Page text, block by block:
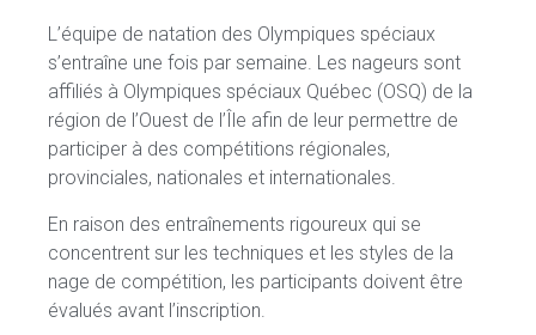
L’équipe de natation des Olympiques spéciaux
s’entraîne une fois par semaine. Les nageurs sont
affiliés à Olympiques spéciaux Québec (OSQ) de la
région de l’Ouest de l’Île afin de leur permettre de
participer à des compétitions régionales,
provinciales, nationales et internationales.
En raison des entraînements rigoureux qui se
concentrent sur les techniques et les styles de la
nage de compétition, les participants doivent être
évalués avant l’inscription.